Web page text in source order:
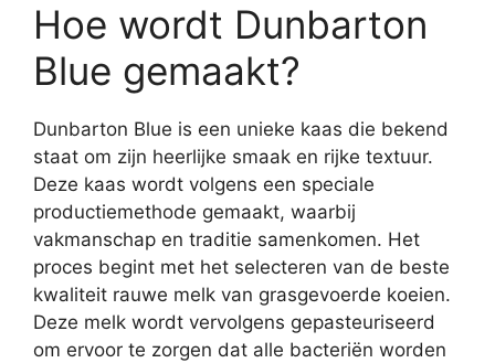
Hoe wordt Dunbarton
Blue gemaakt?
Dunbarton Blue is een unieke kaas die bekend
staat om zijn heerlijke smaak en rijke textuur.
Deze kaas wordt volgens een speciale
productiemethode gemaakt, waarbij
vakmanschap en traditie samenkomen. Het
proces begint met het selecteren van de beste
kwaliteit rauwe melk van grasgevoerde koeien.
Deze melk wordt vervolgens gepasteuriseerd
om ervoor te zorgen dat alle bacteriën worden